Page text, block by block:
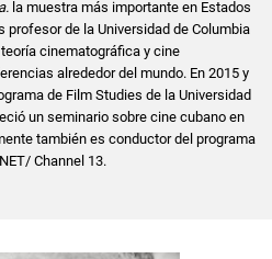
la muestra más importante en Estados
profesor de la Universidad de Columbia
cinematográfica y cine
alrededor del mundo. En 2015 y
de Film Studies de la Universidad
un seminario sobre cine cubano en
también es conductor del programa
Channel 13.